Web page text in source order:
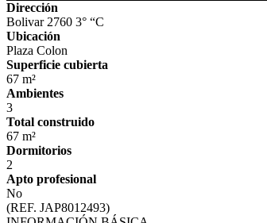
Dirección
Bolivar 2760 3° “C
Ubicación
Plaza Colon
Superficie cubierta
67 m²
Ambientes
3
Total construido
67 m²
Dormitorios
2
Apto profesional
No
(REF. JAP8012493)